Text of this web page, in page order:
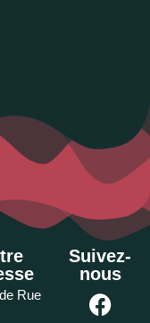
Rue
Suivez-
nous